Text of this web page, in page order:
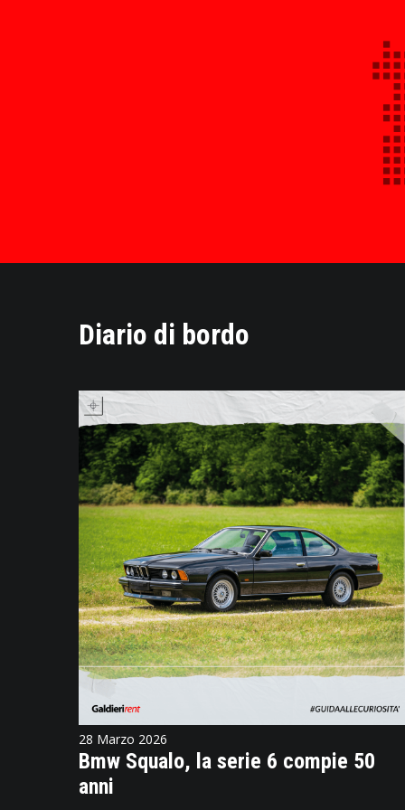
Diario di bordo
28 Marzo 2026
Bmw Squalo, la serie 6 compie 50
anni